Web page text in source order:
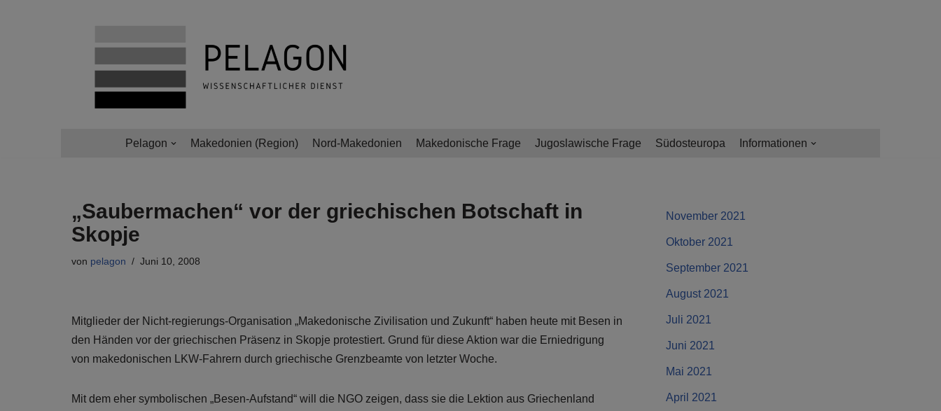
Pelagon Makedonien (Region) Nord-Makedonien Makedonische Frage Jugoslawische Frage Südosteuropa Informationen
„Saubermachen“ vor der griechischen Botschaft in
Skopje
von pelagon Juni 10, 2008
Mitglieder der Nicht-regierungs-Organisation „Makedonische Zivilisation und Zukunft“ haben heute mit Besen in
den Händen vor der griechischen Präsenz in Skopje protestiert. Grund für diese Aktion war die Erniedrigung
von makedonischen LKW-Fahrern durch griechische Grenzbeamte von letzter Woche.
Mit dem eher symbolischen „Besen-Aufstand“ will die NGO zeigen, dass sie die Lektion aus Griechenland
November 2021
Oktober 2021
September 2021
August 2021
Juli 2021
Juni 2021
Mai 2021
April 2021